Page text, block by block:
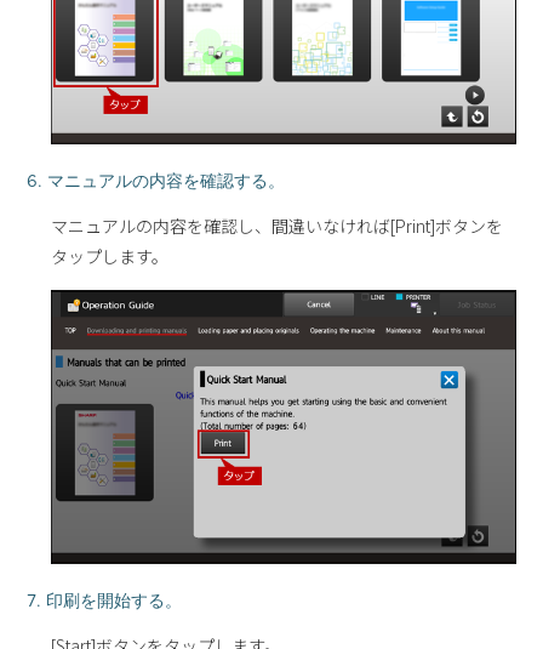
6. マニュアルの内容を確認する。
マニュアルの内容を確認し、間違いなければ[Print]ボタンを
タップします。
7. 印刷を開始する。